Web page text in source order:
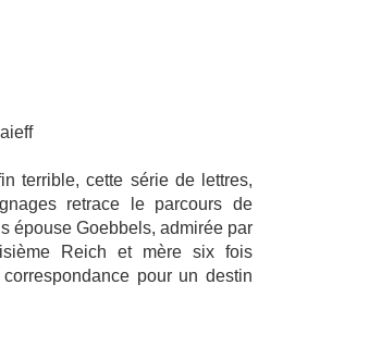
terrible, cette série de lettres,
retrace le parcours de
épouse Goebbels, admirée par
Reich et mère six fois
pour un destin